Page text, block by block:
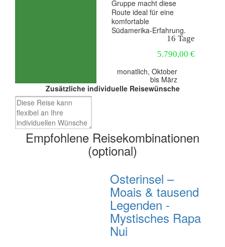
Gruppe macht diese
Route ideal für eine
komfortable
Südamerika‑Erfahrung.
16 Tage
5.790,00 €
monatlich, Oktober
bis März
Zusätzliche individuelle Reisewünsche
Empfohlene Reisekombinationen
(optional)
Osterinsel –
Moais & tausend
Legenden -
Mystisches Rapa
Nui